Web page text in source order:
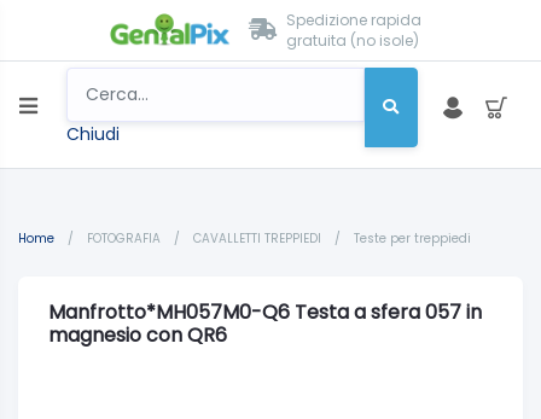
Spedizione rapida
gratuita (no isole)
Chiudi
Home / FOTOGRAFIA / CAVALLETTI TREPPIEDI / Teste per treppiedi
Manfrotto*MH057M0-Q6 Testa a sfera 057 in
magnesio con QR6